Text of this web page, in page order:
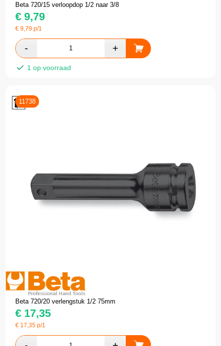
Beta 720/15 verloopdop 1/2 naar 3/8
€ 9,79
€9,79 p/1
1 op voorraad
11738
Beta 720/20 verlengstuk 1/2 75mm
€ 17,35
€ 17,35 p/1